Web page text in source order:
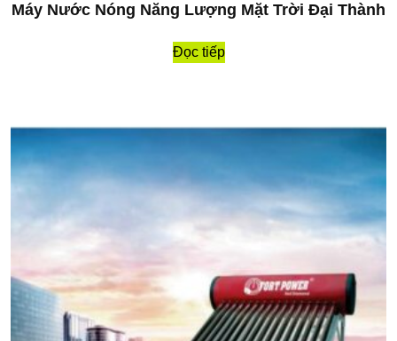
Máy Nước Nóng Năng Lượng Mặt Trời Đại Thành
Đọc tiếp